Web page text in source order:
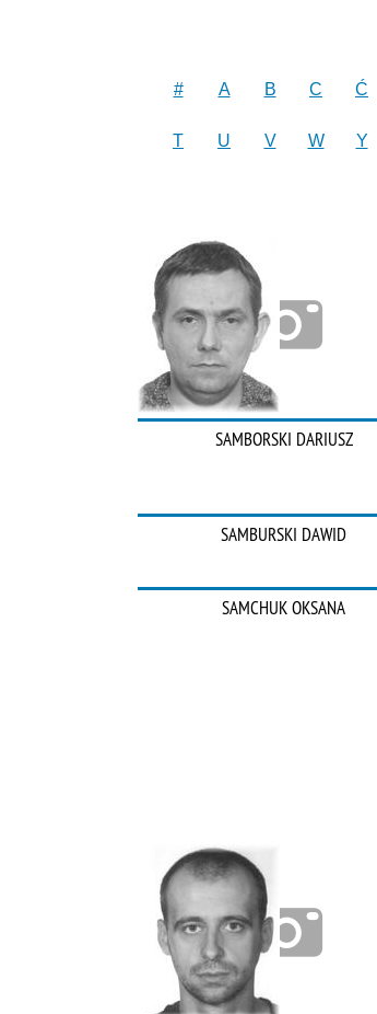
# A B C Ć
T U V W Y
SAMBORSKI DARIUSZ
SAMBURSKI DAWID
SAMCHUK OKSANA